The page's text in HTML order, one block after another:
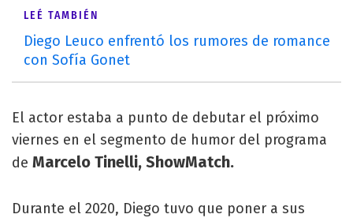
LEÉ TAMBIÉN
Diego Leuco enfrentó los rumores de romance
con Sofía Gonet
El actor estaba a punto de debutar el próximo
viernes en el segmento de humor del programa
de Marcelo Tinelli, ShowMatch.
Durante el 2020, Diego tuvo que poner a sus